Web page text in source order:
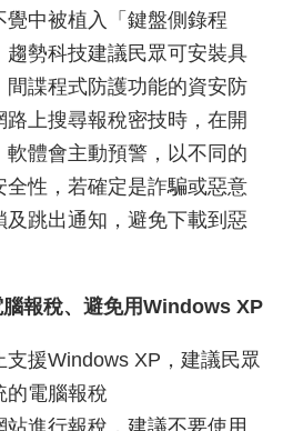
中被植入「鍵盤側錄程
趨勢科技建議民眾可安裝具
間諜程式防護功能的資安防
上搜尋報稅密技時，在開
軟體會主動預警，以不同的
全性，若確定是詐騙或惡意
及跳出通知，避免下載到惡
報稅、避免用Windows XP
支援Windows XP，建議民眾
的電腦報稅